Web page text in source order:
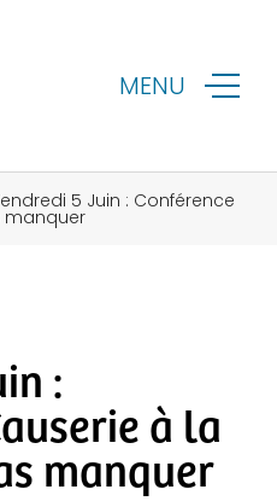
MENU
5 Juin : Conférence
manquer
:
à la
manquer